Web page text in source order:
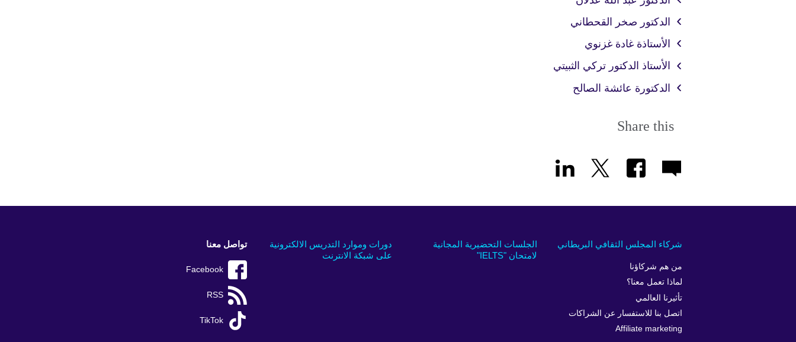
الدكتور صخر القحطاني
الأستاذة غادة غزنوي
الأستاذ الدكتور تركي الثبيتي
الدكتورة عائشة الصالح
Share this
دورات وموارد التدريس الالكترونية
على شبكة الانترنت
الجلسات التحضيرية المجانية
لامتحان "IELTS"
شركاء المجلس الثقافي البريطاني
من هم شركاؤنا
لماذا تعمل معنا؟
تأثيرنا العالمي
اتصل بنا للاستفسار عن الشراكات
Affiliate marketing
تواصل معنا
Facebook
RSS
TikTok